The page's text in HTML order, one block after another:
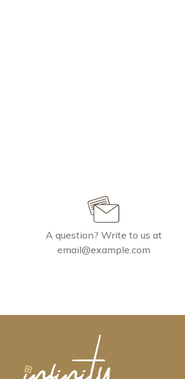
A question? Write to us at
email@example.com